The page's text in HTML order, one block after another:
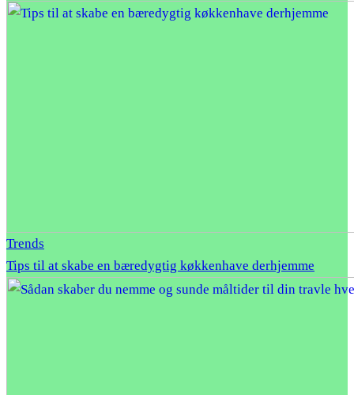
Trends
Tips til at skabe en bæredygtig køkkenhave derhjemme